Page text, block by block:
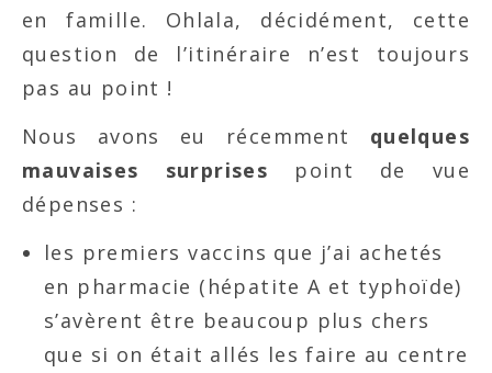
en famille. Ohlala, décidément, cette
question de l’itinéraire n’est toujours
pas au point !
Nous avons eu récemment quelques
mauvaises surprises point de vue
dépenses :
les premiers vaccins que j’ai achetés
en pharmacie (hépatite A et typhoïde)
s’avèrent être beaucoup plus chers
que si on était allés les faire au centre